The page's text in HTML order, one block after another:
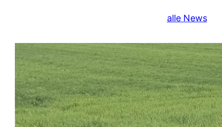
alle News